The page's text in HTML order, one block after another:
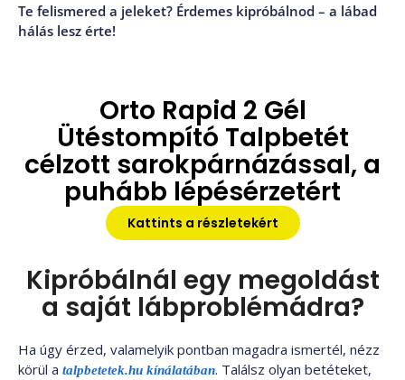
Te felismered a jeleket? Érdemes kipróbálnod – a lábad
hálás lesz érte!
Orto Rapid 2 Gél
Ütéstompító Talpbetét
célzott sarokpárnázással, a
puhább lépésérzetért
Kattints a részletekért
Kipróbálnál egy megoldást
a saját lábproblémádra?
Ha úgy érzed, valamelyik pontban magadra ismertél, nézz
körül a talpbetetek.hu kínálatában. Találsz olyan betéteket,